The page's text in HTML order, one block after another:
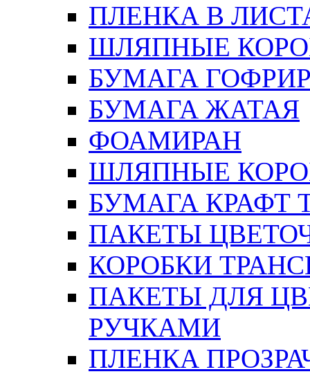
ПЛЕНКА В
ШЛЯПНЫЕ
БУМАГА
БУМАГА ЖАТАЯ
ФОАМИРАН
ШЛЯПНЫЕ
БУМАГА КРАФТ
ПАКЕТЫ
КОРОБКИ
ПАКЕТЫ ДЛЯ
РУЧКАМИ
ПЛЕНКА